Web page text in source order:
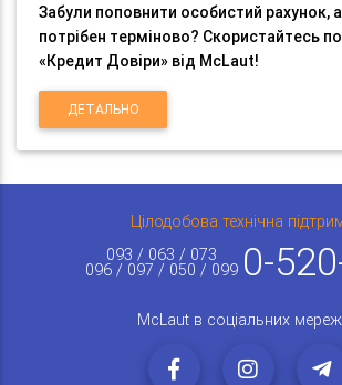
Забули поповнити особистий рахунок,
потрібен терміново? Скористайтесь
«Кредит Довіри» від McLaut!
ДЕТАЛЬНО
Цілодобова технічна
093 / 063 / 073
096 / 097 / 050 / 099 0-
McLaut в соціальних